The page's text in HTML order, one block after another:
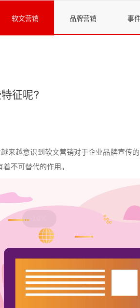
软文营销 品牌营销 事
征呢?
越来越意识到软文营销对于企业品牌宣传
着不可替代的作用。